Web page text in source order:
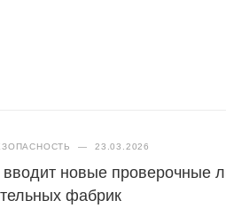
— 23.03.2026
вводит новые проверочные
фабрик